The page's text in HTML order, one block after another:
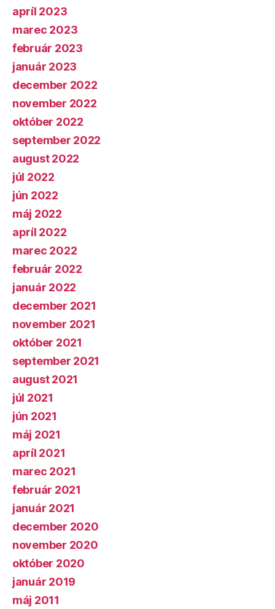
apríl 2023
marec 2023
február 2023
január 2023
december 2022
november 2022
október 2022
september 2022
august 2022
júl 2022
jún 2022
máj 2022
apríl 2022
marec 2022
február 2022
január 2022
december 2021
november 2021
október 2021
september 2021
august 2021
júl 2021
jún 2021
máj 2021
apríl 2021
marec 2021
február 2021
január 2021
december 2020
november 2020
október 2020
január 2019
máj 2011